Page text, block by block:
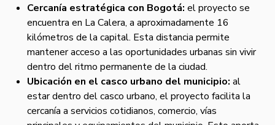
Cercanía estratégica con Bogotá: el proyecto se
encuentra en La Calera, a aproximadamente 16
kilómetros de la capital. Esta distancia permite
mantener acceso a las oportunidades urbanas sin vivir
dentro del ritmo permanente de la ciudad.
Ubicación en el casco urbano del municipio: al
estar dentro del casco urbano, el proyecto facilita la
cercanía a servicios cotidianos, comercio, vías